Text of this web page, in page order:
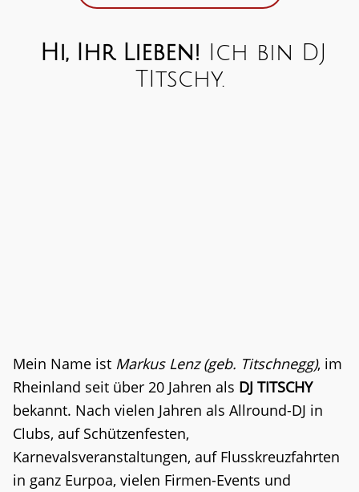
Hi, Ihr Lieben! Ich bin DJ
TItschy.
Mein Name ist Markus Lenz (geb. Titschnegg), im
Rheinland seit über 20 Jahren als DJ TITSCHY
bekannt. Nach vielen Jahren als Allround-DJ in
Clubs, auf Schützenfesten,
Karnevalsveranstaltungen, auf Flusskreuzfahrten
in ganz Eurpoa, vielen Firmen-Events und